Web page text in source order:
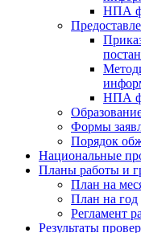
НПА
НПА
Формы
Порядок
Национальные
Планы работы и
План на
План на год
Регламент
Результаты